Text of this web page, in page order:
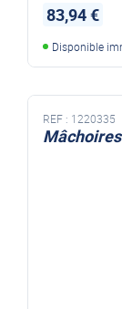
83,94 €
Disponible
REF : 1220335